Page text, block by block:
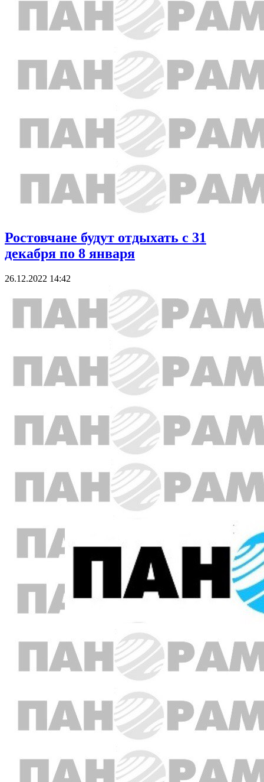
Ростовчане будут отдыхать с 31
декабря по 8 января
26.12.2022 14:42